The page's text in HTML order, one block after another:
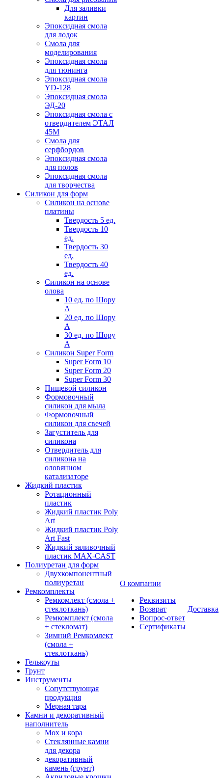
Для заливки
картин
Эпоксидная смола
для лодок
Смола для
моделирования
Эпоксидная смола
для тюнинга
Эпоксидная смола
YD-128
Эпоксидная смола
ЭД-20
Эпоксидная смола с
отвердителем ЭТАЛ
45М
Смола для
серфбордов
Эпоксидная смола
для полов
Эпоксидная смола
для творчества
Силикон для форм
Силикон на основе
платины
Твердость 5 ед.
Твердость 10
ед.
Твердость 30
ед.
Твердость 40
ед.
Силикон на основе
олова
10 ед. по Шору
А
20 ед. по Шору
А
30 ед. по Шору
А
Силикон Super Form
Super Form 10
Super Form 20
Super Form 30
Пищевой силикон
Формовочный
силикон для мыла
Формовочный
силикон для свечей
Загуститель для
силикона
Отвердитель для
силикона на
оловянном
катализаторе
Жидкий пластик
Ротационный
пластик
Жидкий пластик Poly
Art
Жидкий пластик Poly
Art Fast
Жидкий заливочный
пластик MAX-CAST
Полиуретан для форм
Двухкомпонентный
полиуретан
Ремкомплекты
Ремкомлект (смола +
стеклоткань)
Ремкомплект (смола
+ стекломат)
Зимний Ремкомлект
(смола +
стеклоткань)
Гелькоуты
Грунт
Инструменты
Сопутствующая
продукция
Мерная тара
Камни и декоративный
наполнитель
Мох и кора
Стеклянные камни
для декора
декоративный
камень (грунт)
О компании
Реквизиты
Возврат
Вопрос-ответ
Сертификаты
Доставка